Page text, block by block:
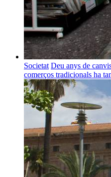
Societat Deu anys de
comerços tradicionals ha